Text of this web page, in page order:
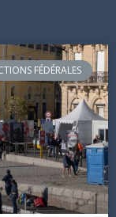
FÉDÉRALES